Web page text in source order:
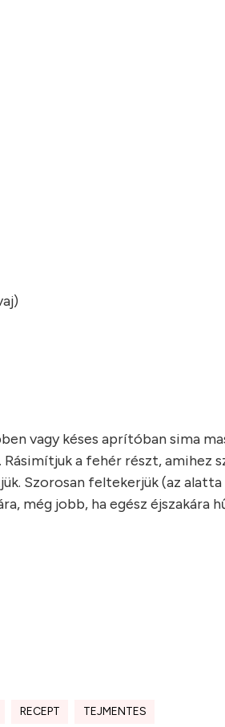
vagy késes aprítóban sima
a fehér részt, amihez
Szorosan feltekerjük (az
még jobb, ha egész éjszakára
RECEPT TEJMENTES